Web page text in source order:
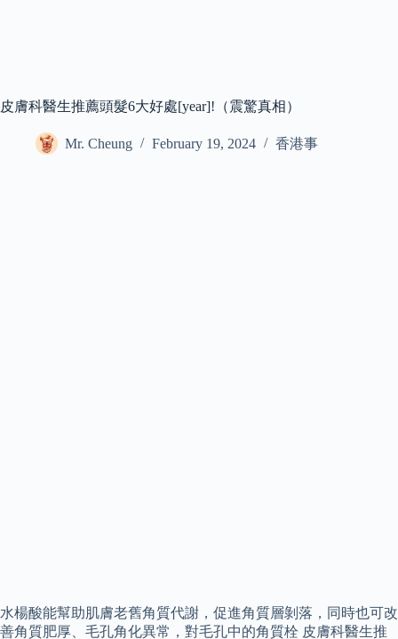
皮膚科醫生推薦頭髮6大好處[year]!（震驚真相）
Mr. Cheung February 19, 2024 香港事
水楊酸能幫助肌膚老舊角質代謝，促進角質層剝落，同時也可改
善角質肥厚、毛孔角化異常，對毛孔中的角質栓 皮膚科醫生推